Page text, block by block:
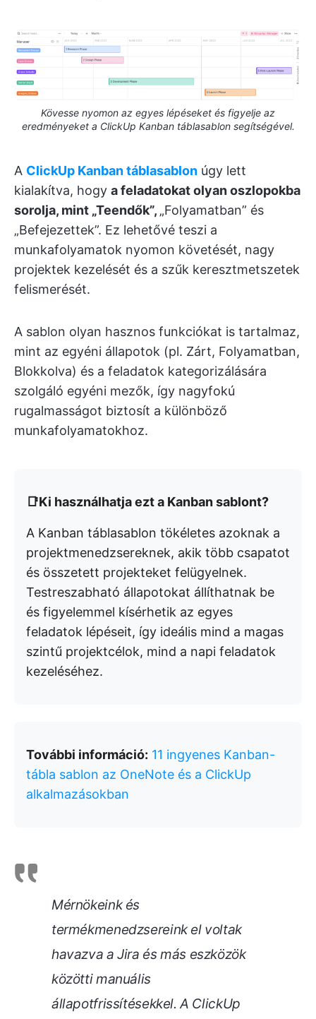
Kövesse nyomon az egyes lépéseket és figyelje az
eredményeket a ClickUp Kanban táblasablon segítségével.
A ClickUp Kanban táblasablon úgy lett
kialakítva, hogy a feladatokat olyan oszlopokba
sorolja, mint „Teendők”, „Folyamatban” és
„Befejezettek”. Ez lehetővé teszi a
munkafolyamatok nyomon követését, nagy
projektek kezelését és a szűk keresztmetszetek
felismerését.
A sablon olyan hasznos funkciókat is tartalmaz,
mint az egyéni állapotok (pl. Zárt, Folyamatban,
Blokkolva) és a feladatok kategorizálására
szolgáló egyéni mezők, így nagyfokú
rugalmasságot biztosít a különböző
munkafolyamatokhoz. ​
📑Ki használhatja ezt a Kanban sablont?
A Kanban táblasablon tökéletes azoknak a
projektmenedzsereknek, akik több csapatot
és összetett projekteket felügyelnek.
Testreszabható állapotokat állíthatnak be
és figyelemmel kísérhetik az egyes
feladatok lépéseit, így ideális mind a magas
szintű projektcélok, mind a napi feladatok
kezeléséhez.
További információ: 11 ingyenes Kanban-
tábla sablon az OneNote és a ClickUp
alkalmazásokban
Mérnökeink és
termékmenedzsereink el voltak
havazva a Jira és más eszközök
közötti manuális
állapotfrissítésekkel. A ClickUp